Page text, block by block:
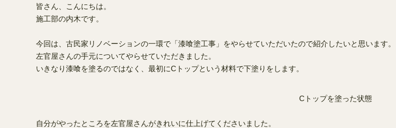
皆さん、こんにちは。
施工部の内木です。
今回は、古民家リノベーションの一環で「漆喰塗工事」をやらせていただいたので紹介したいと思います。
左官屋さんの手元についてやらせていただきました。
いきなり漆喰を塗るのではなく、最初にCトップという材料で下塗りをします。
Cトップを塗った状態
自分がやったところを左官屋さんがきれいに仕上げてくださいました。